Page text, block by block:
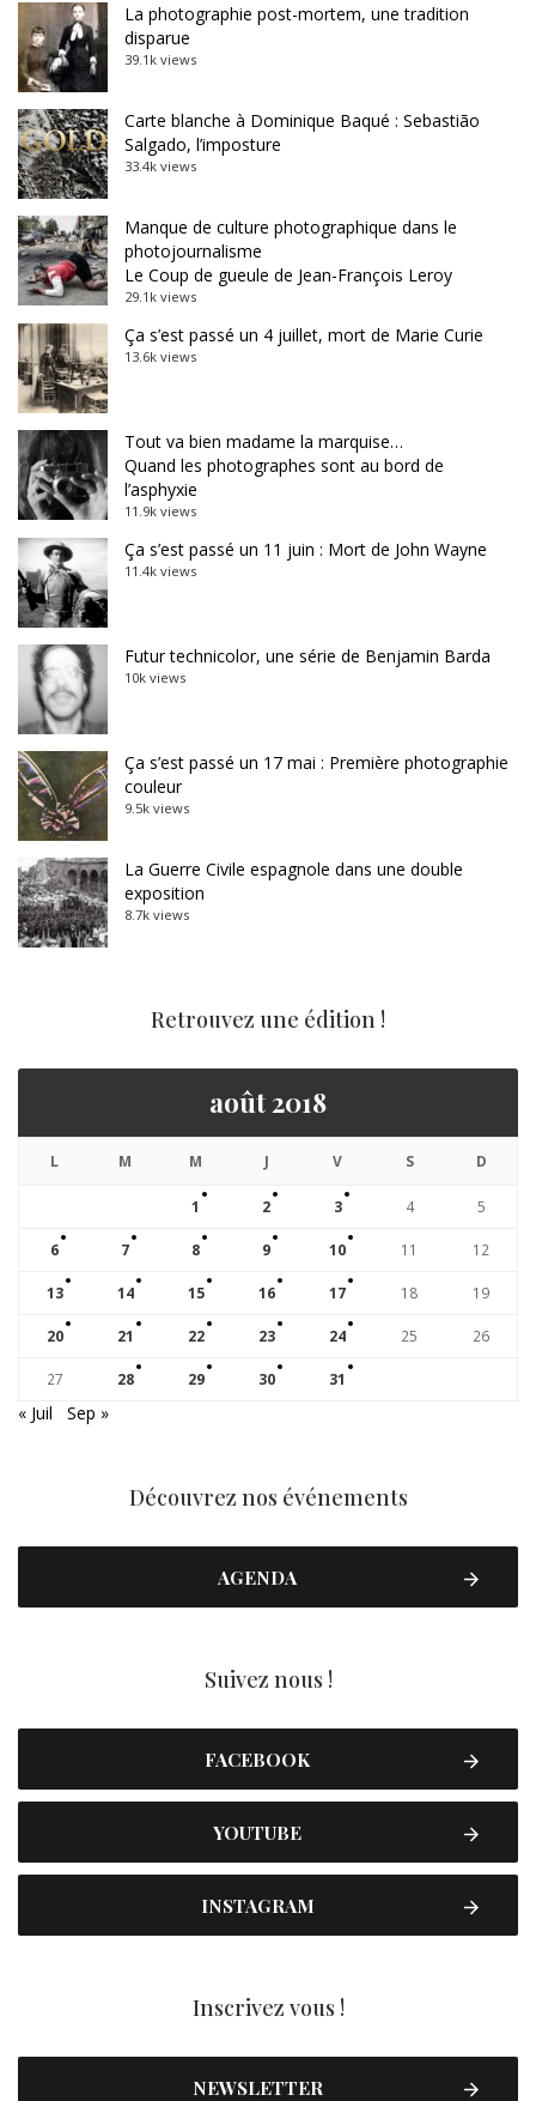
La photographie post-mortem, une tradition
disparue
39.1k views
Carte blanche à Dominique Baqué : Sebastião
Salgado, l’imposture
33.4k views
Manque de culture photographique dans le
photojournalisme
Le Coup de gueule de Jean-François Leroy
29.1k views
Ça s’est passé un 4 juillet, mort de Marie Curie
13.6k views
Tout va bien madame la marquise…
Quand les photographes sont au bord de
l’asphyxie
11.9k views
Ça s’est passé un 11 juin : Mort de John Wayne
11.4k views
Futur technicolor, une série de Benjamin Barda
10k views
Ça s’est passé un 17 mai : Première photographie
couleur
9.5k views
La Guerre Civile espagnole dans une double
exposition
8.7k views
Retrouvez une édition !
août 2018
L M M J V S D
1 2 3 4 5
6 7 8 9 10 11 12
13 14 15 16 17 18 19
20 21 22 23 24 25 26
27 28 29 30 31
« Juil Sep »
Découvrez nos événements
AGENDA
Suivez nous !
FACEBOOK
YOUTUBE
INSTAGRAM
Inscrivez vous !
NEWSLETTER